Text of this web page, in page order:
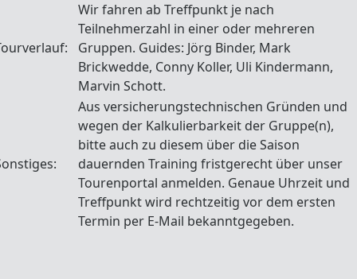
Wir fahren ab Treffpunkt je nach
Teilnehmerzahl in einer oder mehreren
Gruppen. Guides: Jörg Binder, Mark
Brickwedde, Conny Koller, Uli Kindermann,
Marvin Schott.
Aus versicherungstechnischen Gründen und
wegen der Kalkulierbarkeit der Gruppe(n),
bitte auch zu diesem über die Saison
dauernden Training fristgerecht über unser
Tourenportal anmelden. Genaue Uhrzeit und
Treffpunkt wird rechtzeitig vor dem ersten
Termin per E-Mail bekanntgegeben.